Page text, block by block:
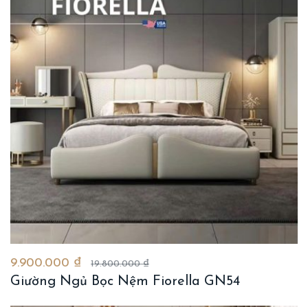
9.900.000 ₫ 19.800.000 ₫
Giường Ngủ Bọc Nệm Fiorella GN54